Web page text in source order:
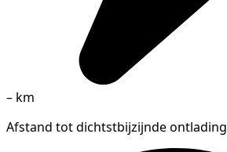
– km
Afstand tot dichtstbijzijnde ontlading